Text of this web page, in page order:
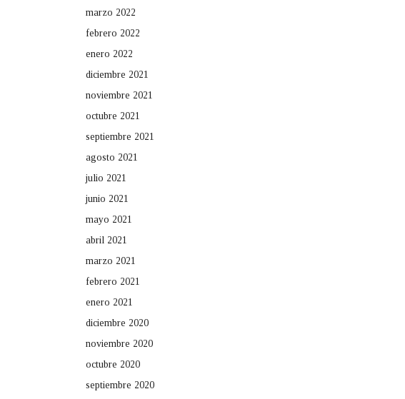
marzo 2022
febrero 2022
enero 2022
diciembre 2021
noviembre 2021
octubre 2021
septiembre 2021
agosto 2021
julio 2021
junio 2021
mayo 2021
abril 2021
marzo 2021
febrero 2021
enero 2021
diciembre 2020
noviembre 2020
octubre 2020
septiembre 2020